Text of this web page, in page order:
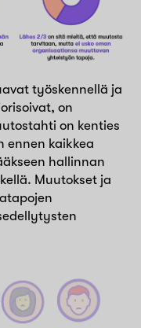
työskennellä ja
on
on kenties
ennen kaikkea
hallinnan
Muutokset ja